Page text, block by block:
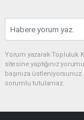
Yorum yazarak Topluluk
sitesine yaptığınız
başınıza
sorumlu tutulamaz.